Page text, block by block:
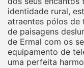
identidade rural,
atraentes pólos de
de paisagens
de Ermal com os
equipamento de
uma perfeita